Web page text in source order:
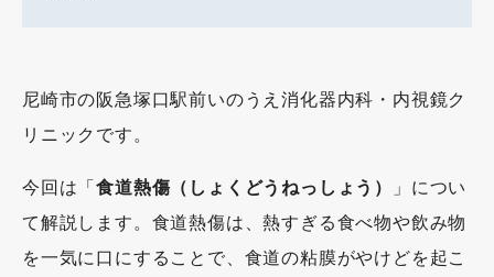
尼崎市の阪急塚口駅前いのうえ消化器内科・内視鏡ク
リニックです。
今回は「食道熱傷（しょくどうねっしょう）
」につい
て解説します。食道熱傷は、熱すぎる食べ物や飲み物
を一気に口にすることで、食道の粘膜がやけどを起こ